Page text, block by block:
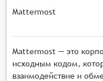
Mattermost
Mattermost — это
исходным кодом,
взаимодействие и